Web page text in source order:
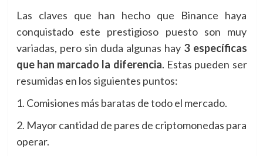
Las claves que han hecho que Binance haya
conquistado este prestigioso puesto son muy
variadas, pero sin duda algunas hay 3 específicas
que han marcado la diferencia. Estas pueden ser
resumidas en los siguientes puntos:
1. Comisiones más baratas de todo el mercado.
2. Mayor cantidad de pares de criptomonedas para
operar.